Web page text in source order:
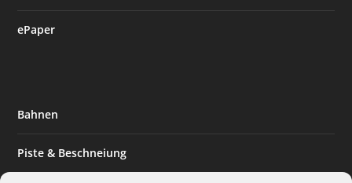
ePaper
Bahnen
Piste & Beschneiung